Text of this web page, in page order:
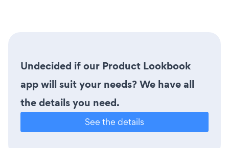
Undecided if our Product Lookbook
app will suit your needs? We have all
the details you need.
See the details